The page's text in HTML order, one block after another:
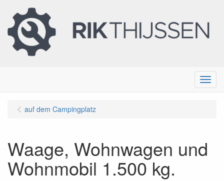
Menu
auf dem Campingplatz
Waage, Wohnwagen und
Wohnmobil 1.500 kg.